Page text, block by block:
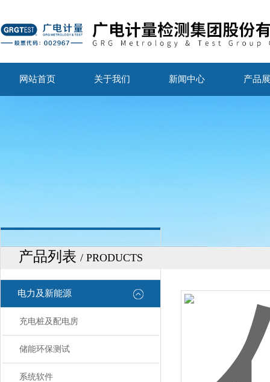
网站首页 关于我们 新闻中心 产品
产品列表 / PRODUCTS
电力及新能源
充电桩及配电房
储能环保测试
系统软件